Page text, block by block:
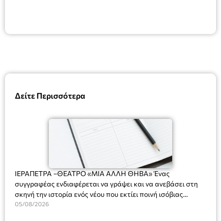
Δείτε Περισσότερα
ΙΕΡΑΠΕΤΡΑ –ΘΕΑΤΡΟ «ΜΙΑ ΑΛΛΗ ΘΗΒΑ» Ένας
συγγραφέας ενδιαφέρεται να γράψει και να ανεβάσει στη
σκηνή την ιστορία ενός νέου που εκτίει ποινή ισόβιας
κάθειρξης για πατροκτονία. Ένα πολυβραβευμένο έργο για
05/08/2026